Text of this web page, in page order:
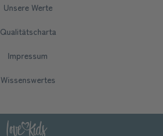
Unsere Werte
Qualitätscharta
Impressum
Wissenswertes